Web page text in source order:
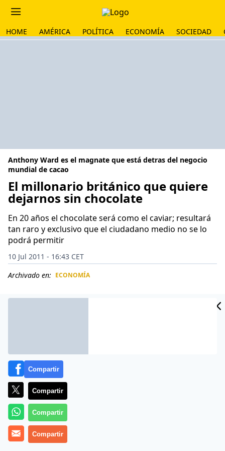
HOME AMÉRICA POLÍTICA ECONOMÍA SOCIEDAD
Anthony Ward es el magnate que está detras del negocio
mundial de cacao
El millonario británico que quiere
dejarnos sin chocolate
En 20 años el chocolate será como el caviar; resultará
tan raro y exclusivo que el ciudadano medio no se lo
podrá permitir
10 Jul 2011 - 16:43 CET
Archivado en: ECONOMÍA
Nos recuerdaIñaki Berazaluce, en el blog Yorokobu
Compartir
Compartir
Compartir
Compartir